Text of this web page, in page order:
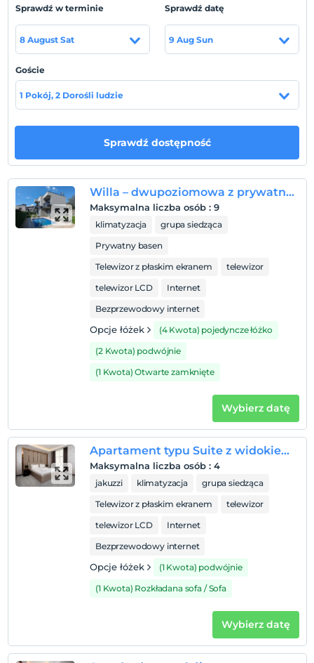
Lokalizacja
10 km od Kartepe. jest na odległość.
Pokaż na mapie
Zameldować się
Wymeldować się
Przed 12:00
Zwierzęta niedozwolone
Zakaz palenia w pokoju
Godziny zameldowania
Niemowlęta do wieku do 0 są bezpłatne.
Sprawdź w terminie
8 August Sat
Sprawdź datę
9 Aug Sun
Goście
1 Pokój, 2 Dorośli ludzie
Sprawdź dostępność
Willa – dwupoziomowa z prywatnym basenem
Maksymalna liczba osób : 9
klimatyzacja
grupa siedząca
Prywatny basen
Telewizor z płaskim ekranem
telewizor
telewizor LCD
Internet
Bezprzewodowy internet
Opcje łóżek
(4 Kwota) pojedyncze łóżko
(2 Kwota) podwójnie
(1 Kwota) Otwarte zamknięte
Wybierz datę
Apartament typu Suite z widokiem na góry
Maksymalna liczba osób : 4
jakuzzi klimatyzacja
grupa siedząca
Telewizor z płaskim ekranem
telewizor
telewizor LCD
Internet
Bezprzewodowy internet
Opcje łóżek
(1 Kwota) podwójnie
(1 Kwota) Rozkładana sofa / Sofa
Wybierz datę